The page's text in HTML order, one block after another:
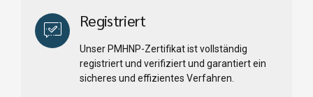
Registriert
Unser PMHNP-Zertifikat ist vollständig
registriert und verifiziert und garantiert ein
sicheres und effizientes Verfahren.